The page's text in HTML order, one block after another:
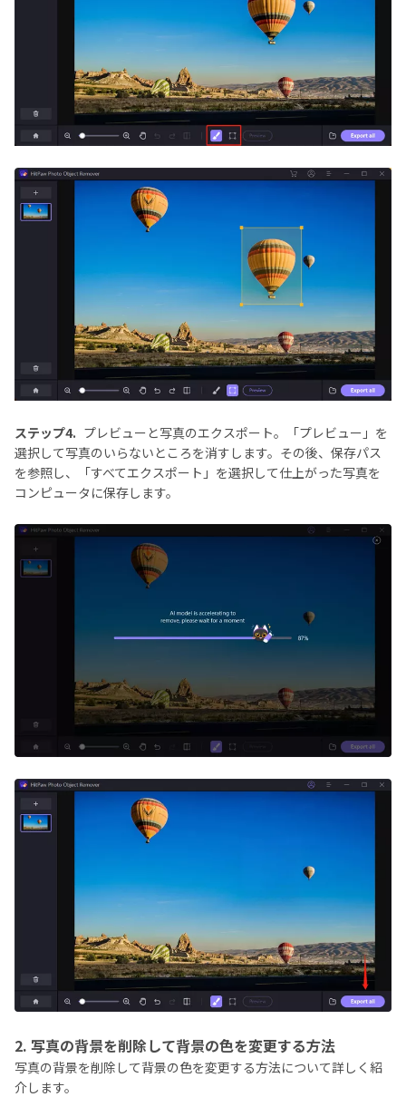
ステップ4. プレビューと写真のエクスポート。「プレビュー」を
選択して写真のいらないところを消すします。その後、保存パス
を参照し、「すべてエクスポート」を選択して仕上がった写真を
コンピュータに保存します。
2. 写真の背景を削除して背景の色を変更する方法
写真の背景を削除して背景の色を変更する方法について詳しく紹
介します。